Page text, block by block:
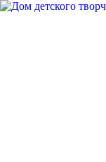
Перейти